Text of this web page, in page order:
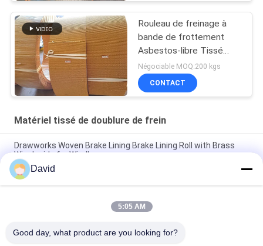
Rouleau de freinage à
bande de frottement
Asbestos-libre Tissé
Rodeau de freinage à
bande de frottement
Rouleau de frottement
Négociable MOQ:200 kgs
CONTACT
Matériel tissé de doublure de frein
Drawworks Woven Brake Lining Brake Lining Roll with Brass
Wire Inside for Windlass
Matériau de revêtement de freinage automobile tissé avec
cuivre
Matériau de revêtement de frein tissé non asbestos
David
5:05 AM
Good day, what product are you looking for?